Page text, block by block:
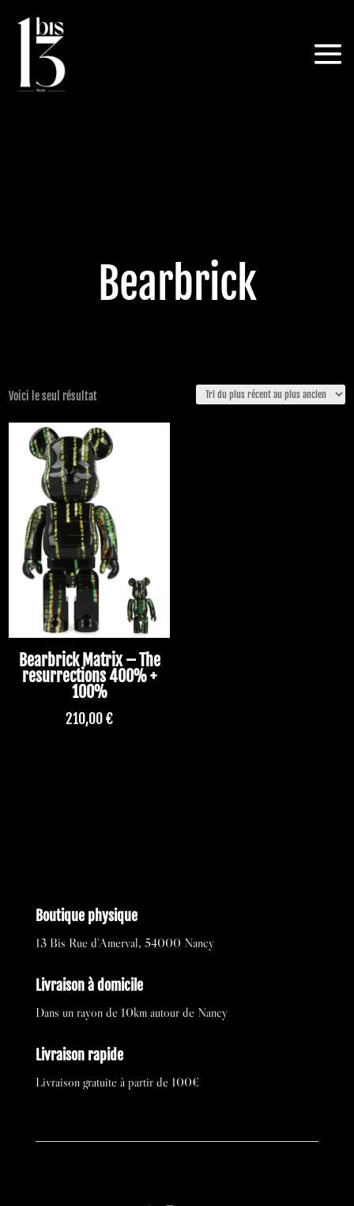
Bearbrick
Voici le seul résultat
Bearbrick Matrix – The
resurrections 400% +
100%
210,00€
Boutique physique
13 Bis Rue d’Amerval, 54000 Nancy
Livraison à domicile
Dans un rayon de 10km autour de Nancy
Livraison rapide
Livraison gratuite à partir de 100€